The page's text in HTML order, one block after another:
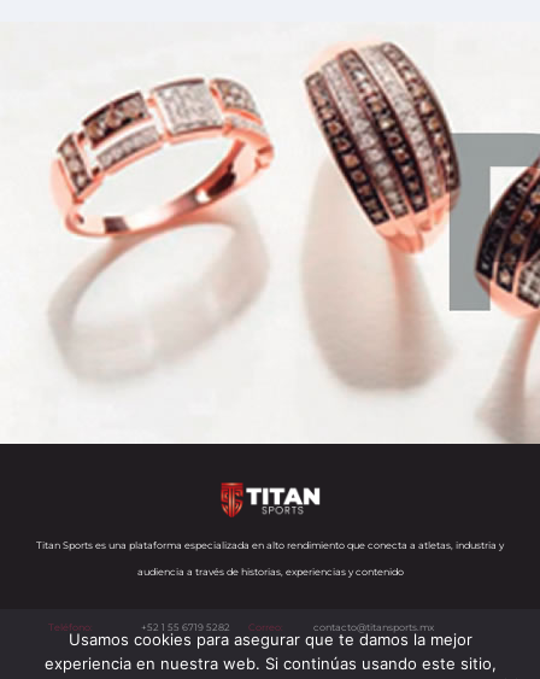
Titan Sports es una plataforma especializada en alto rendimiento que conecta a atletas, industria y
audiencia a través de historias, experiencias y contenido
Teléfono: +52 1 55 6719 5282 Correo: contacto@titansports.mx
Usamos cookies para asegurar que te damos la mejor
experiencia en nuestra web. Si continúas usando este sitio,